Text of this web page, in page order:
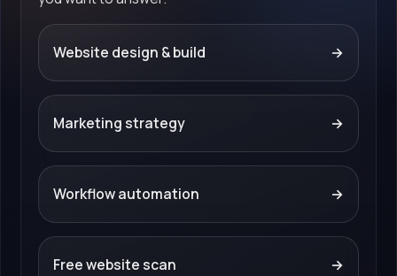
Website design & build →
Marketing strategy →
Workflow automation →
Free website scan →